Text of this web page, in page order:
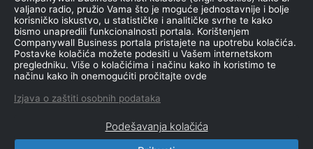
valjano radio, pružio Vama što je moguće jednostavnije i bolje
korisničko iskustvo, u statističke i analitičke svrhe te kako
bismo unapredili funkcionalnosti portala. Korištenjem
Companywall Business portala pristajete na upotrebu kolačića.
Postavke kolačića možete podesiti u Vašem internetskom
pregledniku. Više o kolačićima i načinu kako ih koristimo te
načinu kako ih onemogućiti pročitajte ovde
Izjava o zaštiti osobnih podataka
Podešavanja kolačića